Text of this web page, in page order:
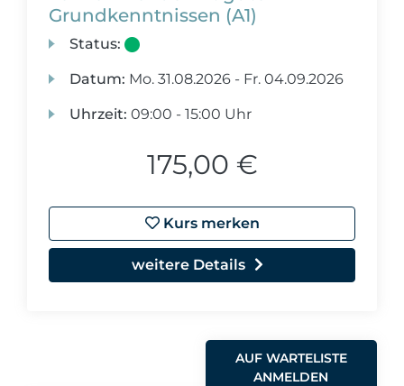
Grundkenntnissen (A1)
Status:
Datum: Mo. 31.08.2026 - Fr. 04.09.2026
Uhrzeit: 09:00 - 15:00 Uhr
175,00 €
Kurs merken
weitere Details
AUF WARTELISTE
ANMELDEN